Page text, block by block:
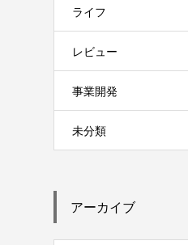
ライフ
レビュー
事業開発
未分類
アーカイブ